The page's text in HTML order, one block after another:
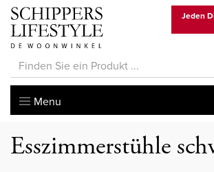
Jeden
Menu
Esszimmerstühle